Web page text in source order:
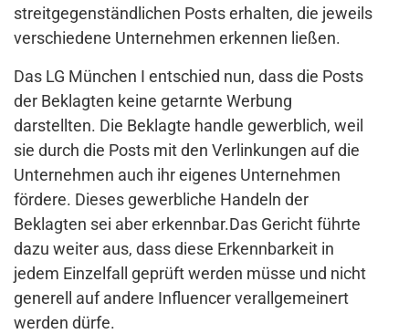
streitgegenständlichen Posts erhalten, die jeweils
verschiedene Unternehmen erkennen ließen.
Das LG München I entschied nun, dass die Posts
der Beklagten keine getarnte Werbung
darstellten. Die Beklagte handle gewerblich, weil
sie durch die Posts mit den Verlinkungen auf die
Unternehmen auch ihr eigenes Unternehmen
fördere. Dieses gewerbliche Handeln der
Beklagten sei aber erkennbar.Das Gericht führte
dazu weiter aus, dass diese Erkennbarkeit in
jedem Einzelfall geprüft werden müsse und nicht
generell auf andere Influencer verallgemeinert
werden dürfe.